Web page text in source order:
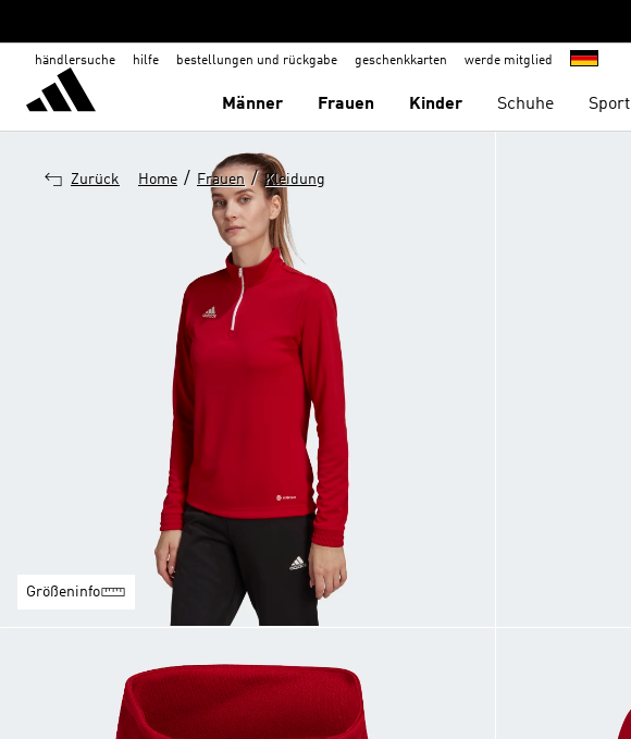
händlersuche hilfe bestellungen und rückgabe geschenkkarten werde mitglied
Männer Frauen Kinder Schuhe Sport
Zurück Home / Frauen / Kleidung
Größeninfo